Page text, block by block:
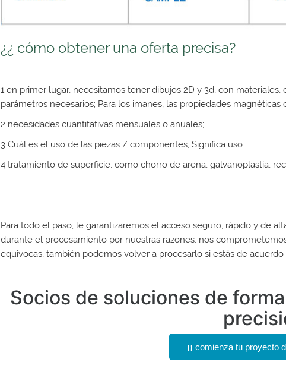
¿¿ cómo obtener una oferta precisa?
1 en primer lugar, necesitamos tener dibujos 2D y 3d, con
parámetros necesarios; Para los imanes, las propiedades magnéticas
2 necesidades cuantitativas mensuales o anuales;
3 Cuál es el uso de las piezas / componentes; Significa uso.
4 tratamiento de superficie, como chorro de arena, galvanoplastia,
Para todo el paso, le garantizaremos el acceso seguro, rápido y de
durante el procesamiento por nuestras razones, nos
equivocas, también podemos volver a procesarlo si estás de
Socios de soluciones de
¡¡ comienza tu proyecto